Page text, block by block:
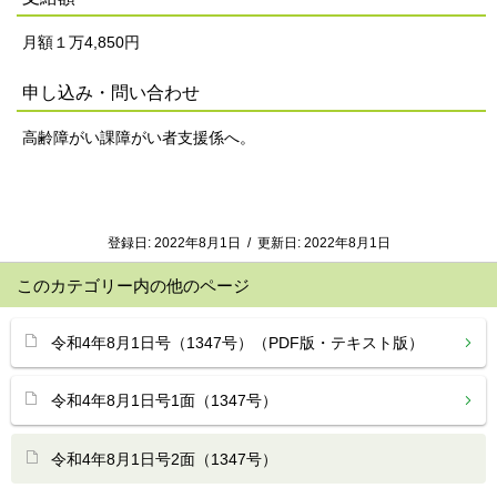
月額１万4,850円
申し込み・問い合わせ
高齢障がい課障がい者支援係へ。
登録日: 2022年8月1日 / 更新日: 2022年8月1日
このカテゴリー内の他のページ
令和4年8月1日号（1347号）（PDF版・テキスト版）
令和4年8月1日号1面（1347号）
令和4年8月1日号2面（1347号）